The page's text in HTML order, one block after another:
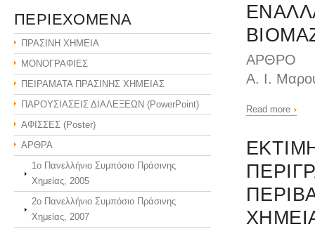
ΑΡΘΡΟ
Α. Ι.
Read more
ΠΕΡΙΕΧΟΜΕΝΑ
ΠΡΑΣΙΝΗ ΧΗΜΕΙΑ
ΜΟΝΟΓΡΑΦΙΕΣ
ΠΕΙΡΑΜΑΤΑ ΠΡΑΣΙΝΗΣ ΧΗΜΕΙΑΣ
ΠΑΡΟΥΣΙΑΣΕΙΣ ΔΙΑΛΕΞΕΩΝ (PowerPoint)
ΑΦΙΣΣΕΣ (Poster)
ΑΡΘΡΑ
1ο Πανελλήνιο Συμπόσιο Πράσινης
Χημείας, 2005
2ο Πανελλήνιο Συμπόσιο Πράσινης
Χημείας, 2007